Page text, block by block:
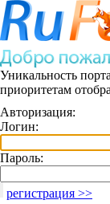
Уникальность
приоритетам
Авторизация:
Логин:
Пароль:
регистрация >>